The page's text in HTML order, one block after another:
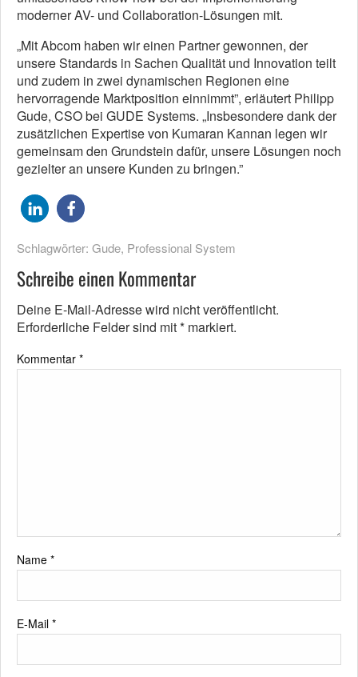
moderner AV- und Collaboration-Lösungen mit.
„Mit Abcom haben wir einen Partner gewonnen, der
unsere Standards in Sachen Qualität und Innovation teilt
und zudem in zwei dynamischen Regionen eine
hervorragende Marktposition einnimmt”, erläutert Philipp
Gude, CSO bei GUDE Systems. „Insbesondere dank der
zusätzlichen Expertise von Kumaran Kannan legen wir
gemeinsam den Grundstein dafür, unsere Lösungen noch
gezielter an unsere Kunden zu bringen.”
Schlagwörter: Gude, Professional System
Schreibe einen Kommentar
Deine E-Mail-Adresse wird nicht veröffentlicht.
Erforderliche Felder sind mit* markiert.
Kommentar *
Name *
E-Mail *